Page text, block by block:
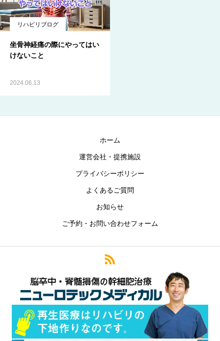
リハビリブログ
坐骨神経痛の際にやってはい
けないこと
2024.06.13
ホーム
運営会社・提携施設
プライバシーポリシー
よくあるご質問
お知らせ
ご予約・お問い合わせフォーム